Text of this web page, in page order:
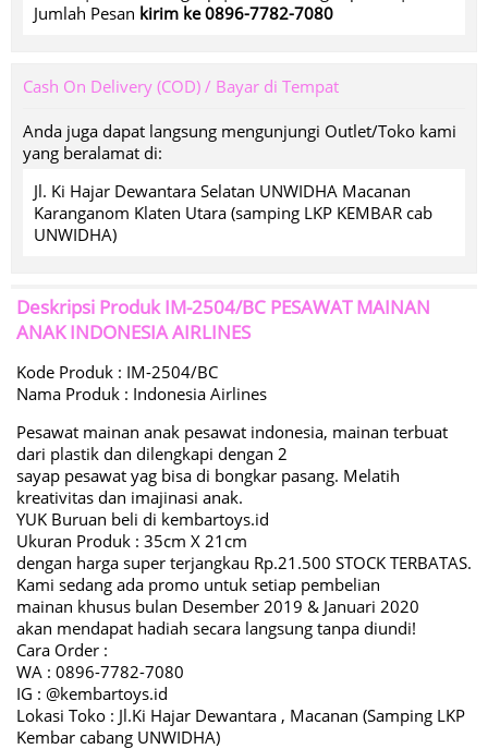
Jumlah Pesan kirim ke 0896-7782-7080
Cash On Delivery (COD) / Bayar di Tempat
Anda juga dapat langsung mengunjungi Outlet/Toko kami
yang beralamat di:
Jl. Ki Hajar Dewantara Selatan UNWIDHA Macanan
Karanganom Klaten Utara (samping LKP KEMBAR cab
UNWIDHA)
Deskripsi ProdukIM-2504/BC PESAWAT MAINAN
ANAK INDONESIA AIRLINES
Kode Produk : IM-2504/BC
Nama Produk : Indonesia Airlines
Pesawat mainan anak pesawat indonesia, mainan terbuat
dari plastik dan dilengkapi dengan 2
sayap pesawat yag bisa di bongkar pasang. Melatih
kreativitas dan imajinasi anak.
YUK Buruan beli di kembartoys.id
Ukuran Produk : 35cm X 21cm
dengan harga super terjangkau Rp.21.500 STOCK TERBATAS.
Kami sedang ada promo untuk setiap pembelian
mainan khusus bulan Desember 2019 & Januari 2020
akan mendapat hadiah secara langsung tanpa diundi!
Cara Order :
WA : 0896-7782-7080
IG : @kembartoys.id
Lokasi Toko : Jl.Ki Hajar Dewantara , Macanan (Samping LKP
Kembar cabang UNWIDHA)